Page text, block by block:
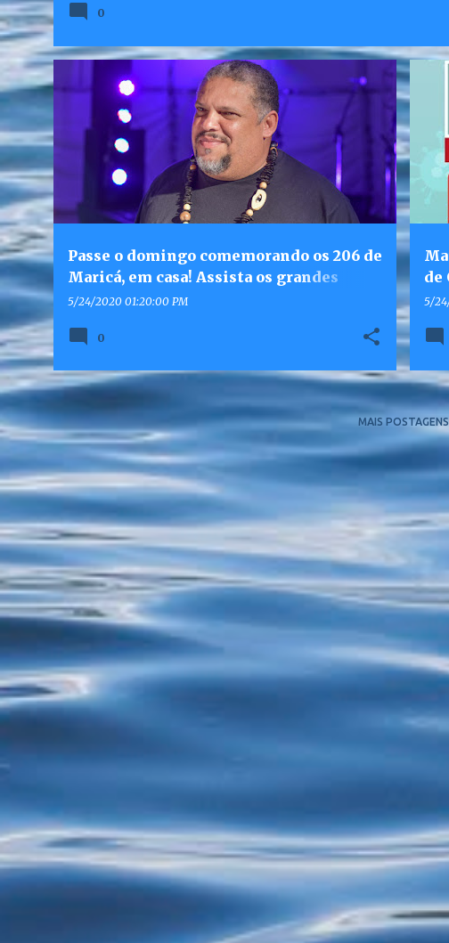
0
Passe o domingo comemorando os 206 de
Maricá, em casa! Assista os grandes
artistas do município
5/24/2020 01:20:00 PM
0
de
5/
MAIS POSTAGENS